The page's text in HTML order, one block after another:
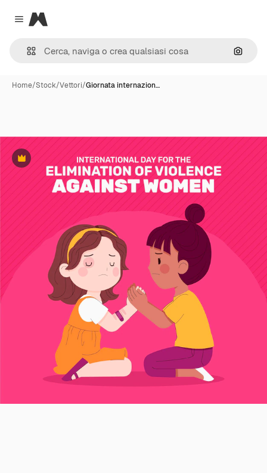
Close menu
Magnific
Cerca
Home/Stock/Vettori/Giornata internazion…
Premium